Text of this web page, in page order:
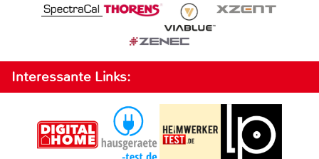
Interessante Links: